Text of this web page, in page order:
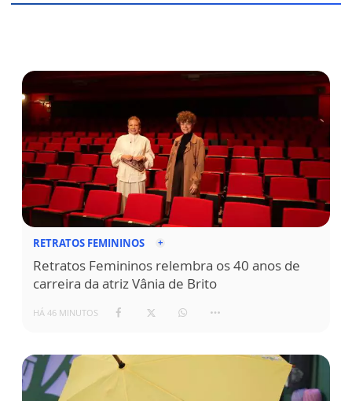
RETRATOS FEMININOS
Retratos Femininos relembra os 40 anos de
carreira da atriz Vânia de Brito
HÁ 46 MINUTOS